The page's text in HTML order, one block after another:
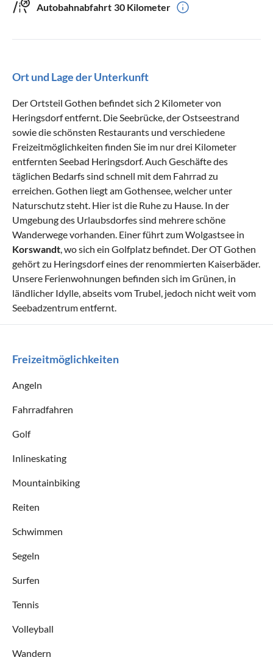
Autobahnabfahrt 30 Kilometer
Ort und Lage der Unterkunft
Der Ortsteil Gothen befindet sich 2 Kilometer von
Heringsdorf entfernt. Die Seebrücke, der Ostseestrand
sowie die schönsten Restaurants und verschiedene
Freizeitmöglichkeiten finden Sie im nur drei Kilometer
entfernten Seebad Heringsdorf. Auch Geschäfte des
täglichen Bedarfs sind schnell mit dem Fahrrad zu
erreichen. Gothen liegt am Gothensee, welcher unter
Naturschutz steht. Hier ist die Ruhe zu Hause. In der
Umgebung des Urlaubsdorfes sind mehrere schöne
Wanderwege vorhanden. Einer führt zum Wolgastsee in
Korswandt , wo sich ein Golfplatz befindet. Der OT Gothen
gehört zu Heringsdorf eines der renommierten Kaiserbäder.
Unsere Ferienwohnungen befinden sich im Grünen, in
ländlicher Idylle, abseits vom Trubel, jedoch nicht weit vom
Seebadzentrum entfernt.
Freizeitmöglichkeiten
Angeln
Fahrradfahren
Golf
Inlineskating
Mountainbiking
Reiten
Schwimmen
Segeln
Surfen
Tennis
Volleyball
Wandern